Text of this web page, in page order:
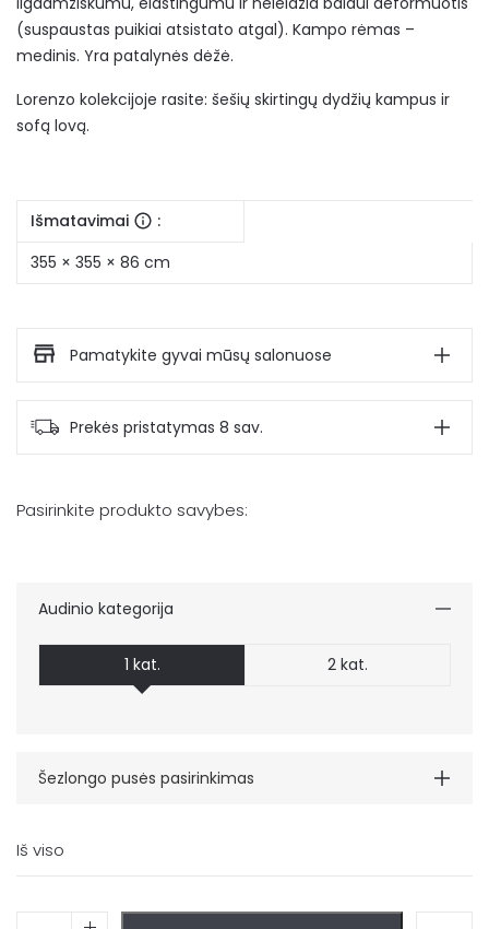
(suspaustas puikiai atsistato atgal). Kampo rėmas –
medinis. Yra patalynės dėžė.
Lorenzo kolekcijoje rasite: šešių skirtingų dydžių kampus ir
sofą lovą.
Išmatavimai
:
355 × 355 × 86 cm
Pamatykite gyvai mūsų salonuose
Prekės pristatymas 8 sav.
Pasirinkite produkto savybes:
Audinio kategorija
1 kat. 2 kat.
Šezlongo pusės pasirinkimas
Kairė
Iš viso
produkto